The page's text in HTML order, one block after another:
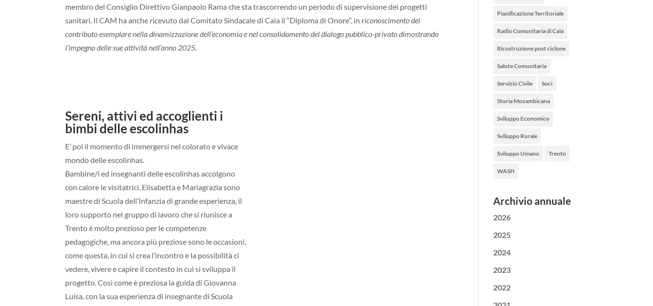
membro del Consiglio Direttivo Gianpaolo Rama che sta trascorrendo un periodo di supervisione dei progetti
sanitari. Il CAM ha anche ricevuto dal Comitato Sindacale di Caia il “Diploma di Onore”, inriconoscimento del
contributo esemplare nella dinamizzazione dell’economia e nel consolidamento del dialogo pubblico-privato dimostrando
l’impegno delle sue attività nell’anno 2025.
Sereni, attivi ed accoglienti i
bimbi delle escolinhas
E’ poi il momento di immergersi nel colorato e vivace
mondo delle escolinhas.
Bambine/i ed insegnanti delle escolinhas accolgono
con calore le visitatrici. Elisabetta e Mariagrazia sono
maestre di Scuola dell’Infanzia di grande esperienza, il
loro supporto nel gruppo di lavoro che si riunisce a
Trento è molto prezioso per le competenze
pedagogiche, ma ancora più preziose sono le occasioni,
come questa, in cui si crea l’incontro e la possibilità ci
vedere, vivere e capire il contesto in cui si sviluppa il
progetto.Così come è preziosa la guida di Giovanna
Luisa, con la sua esperienza di insegnante di Scuola
Pianificazione Territoriale
Radio Comunitaria di Caia
Ricostruzione post ciclone
Salute Comunitaria
Servizio Civile Soci
Storia Mozambicana
Sviluppo Economico
Sviluppo Rurale
Sviluppo Umano Trento
WASH
Archivio annuale
2026
2025
2024
2023
2022